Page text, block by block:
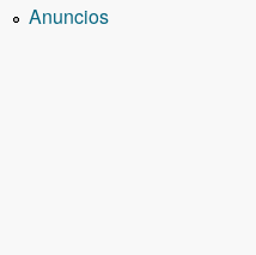
Anuncios